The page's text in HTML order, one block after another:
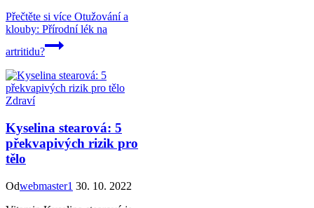
Přečtěte si více Otužování a
klouby: Přírodní lék na
artritidu?
Zdraví
Kyselina stearová: 5
překvapivých rizik pro
tělo
Odwebmaster1 30. 10. 2022